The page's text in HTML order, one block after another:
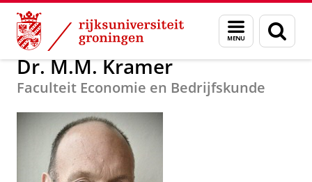
Skip
Content
Skip
Navigation
Menu
en
zoeken
Over ons Docent van het Jaar
Dr. M.M. Kramer
Faculteit Economie en Bedrijfskunde